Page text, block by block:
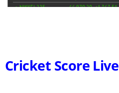
Cricket Score Live